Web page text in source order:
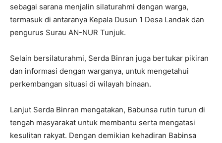
sebagai sarana menjalin silaturahmi dengan warga,
termasuk di antaranya Kepala Dusun 1 Desa Landak dan
pengurus Surau AN-NUR Tunjuk.
Selain bersilaturahmi, Serda Binran juga bertukar pikiran
dan informasi dengan warganya, untuk mengetahui
perkembangan situasi di wilayah binaan.
Lanjut Serda Binran mengatakan, Babunsa rutin turun di
tengah masyarakat untuk membantu serta mengatasi
kesulitan rakyat. Dengan demikian kehadiran Babinsa